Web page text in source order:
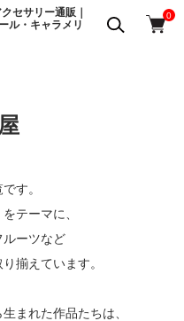
セサリー通販｜
ル・キャラメリ
0
す。
テーマに、
ルーツなど
揃えています。
まれた作品たちは、